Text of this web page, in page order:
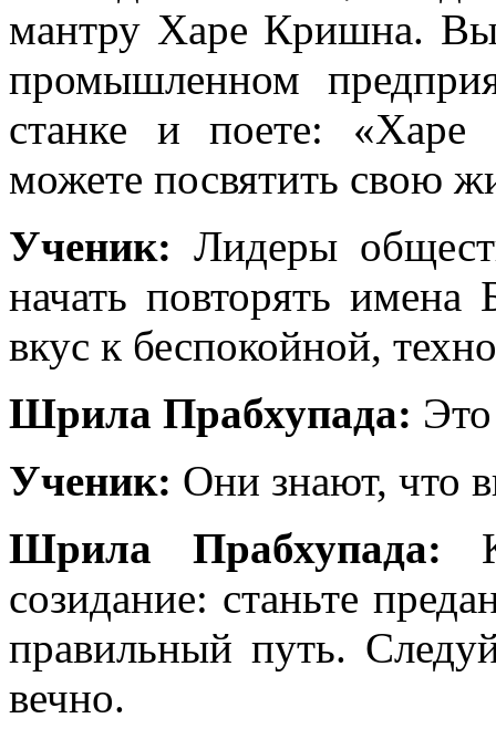
мантру Харе Кришна. Вы
промышленном
станке и поете:
можете посвятить свою
Ученик: Лидеры
начать повторять имена
вкус к беспокойной,
Шрила Прабхупада:
Ученик: Они знают, что
Шрила Прабхупада:
созидание: станьте
правильный путь.
вечно.